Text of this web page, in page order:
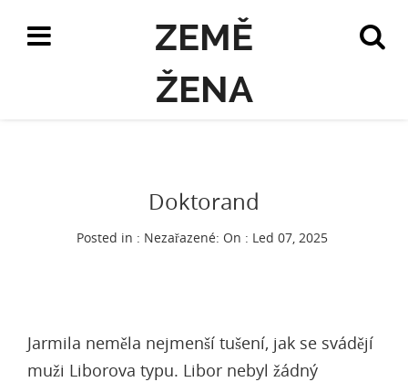
ZEMĚ
ŽENA
Doktorand
Posted in : Nezařazené: On : Led 07, 2025
Jarmila neměla nejmenší tušení, jak se svádějí
muži Liborova typu. Libor nebyl žádný